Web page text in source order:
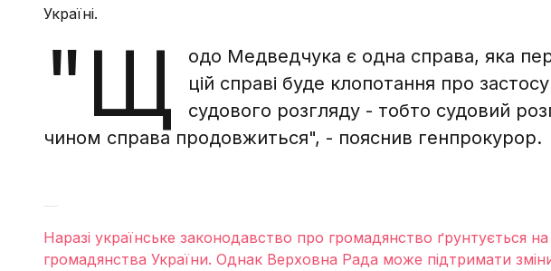
Україні.
"Щ
одо Медведчука є одна справа, яка
цій справі буде клопотання про
судового розгляду - тобто судовий
чином справа продовжиться", - пояснив генпрокурор.
Наразі українське законодавство про громадянство ґрунтується
громадянства України. Однак Верховна Рада може підтримати